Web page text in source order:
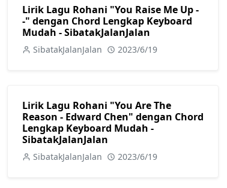
Lirik Lagu Rohani "You Raise Me Up -
-" dengan Chord Lengkap Keyboard
Mudah - SibatakJalanJalan
SibatakJalanJalan 2023/6/19
Lirik Lagu Rohani "You Are The
Reason - Edward Chen" dengan Chord
Lengkap Keyboard Mudah -
SibatakJalanJalan
SibatakJalanJalan 2023/6/19